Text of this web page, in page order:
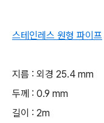
스테인레스 원형 파이프
지름 : 외경 25.4 mm
두께 : 0.9 mm
길이 : 2m